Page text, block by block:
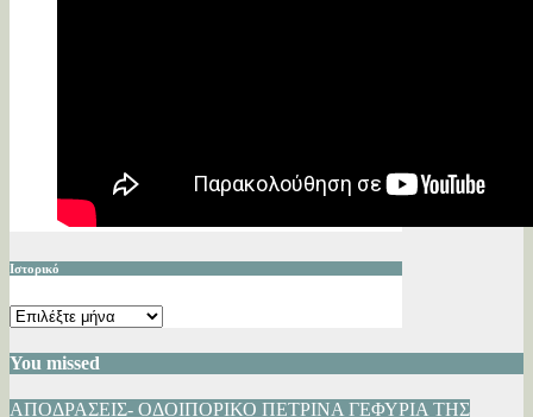
Ιστορικό
Ιστορικό
You missed
ΑΠΟΔΡΑΣΕΙΣ- ΟΔΟΙΠΟΡΙΚΟ ΠΕΤΡΙΝΑ ΓΕΦΥΡΙΑ ΤΗΣ